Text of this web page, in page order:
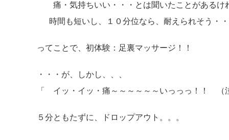
痛・気持ちいい・・・とは聞いたことがあるけ
時間も短いし、１０分位なら、耐えられそう・・
ってことで、初体験：足裏マッサージ！！
・・・が、しかし、、、
「 イッ・イッ・痛～～～～～～いっっっ！！ （
５分ともたずに、ドロップアウト。。。